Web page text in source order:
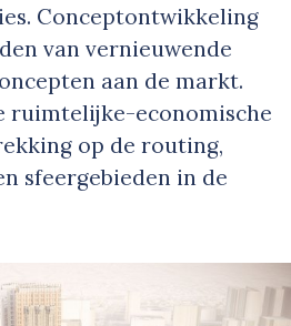
Conceptontwikkeling
van vernieuwende
aan de markt.
ruimtelijke-economische
op de routing,
sfeergebieden in de